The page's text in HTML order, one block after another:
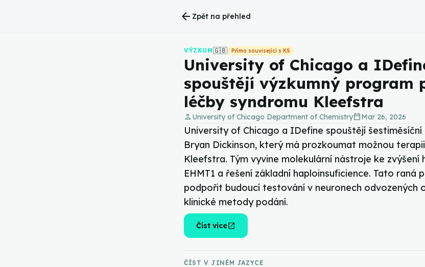
arrow_back Zpět na přehled
VÝZKUM🇬🇧 Přímo související s KS
University of Chicago a
spouštějí výzkumný program
léčby syndromu Kleefstra
person University of Chicago Department of Chemistrycalendar_todayMar 26, 2026
University of Chicago a IDefine spouštějí
Bryan Dickinson, který má prozkoumat možnou
Kleefstra. Tým vyvine molekulární nástroje ke zvýšení
EHMT1 a řešení základní haploinsuficience. Tato raná
podpořit budoucí testování v neuronech odvozených
klinické metody podání.
Číst víceopen_in_new
ČÍST V JINÉM JAZYCE